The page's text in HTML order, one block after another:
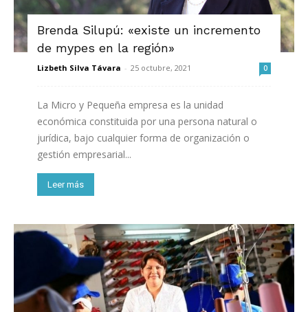
Brenda Silupú: «existe un incremento
de mypes en la región»
Lizbeth Silva Távara - 25 octubre, 2021 0
La Micro y Pequeña empresa es la unidad
económica constituida por una persona natural o
jurídica, bajo cualquier forma de organización o
gestión empresarial...
Leer más